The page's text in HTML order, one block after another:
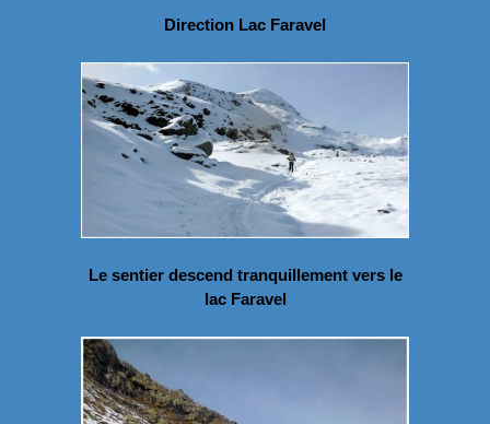
Direction Lac Faravel
Le sentier descend tranquillement vers le
lac Faravel